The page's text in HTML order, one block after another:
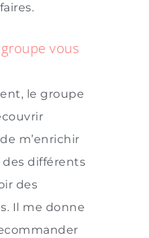
vous
le groupe
m’enrichir
des différents
des
Il me donne